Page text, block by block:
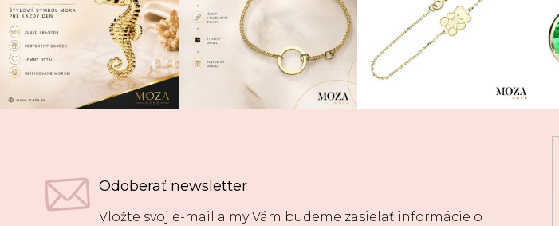
Odoberať newsletter
Vložte svoj e-mail a my Vám budeme zasielať informácie o